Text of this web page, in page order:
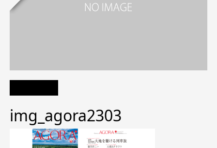
img_agora2303